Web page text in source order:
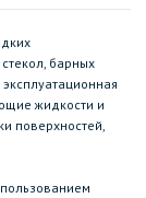
барных
жидкости и
поверхностей,